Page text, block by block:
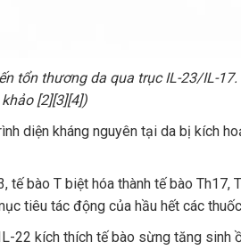
tổn thương da qua trục IL-23/IL-
khảo [2][3][4])
diện kháng nguyên tại da bị kích
tế bào T biệt hóa thành tế bào Th17,
tiêu tác động của hầu hết các
22 kích thích tế bào sừng tăng sinh